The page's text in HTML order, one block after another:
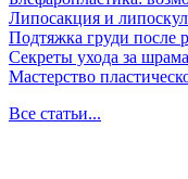
Липосакция и
Подтяжка груди после
Секреты ухода за
Мастерство
Все статьи...